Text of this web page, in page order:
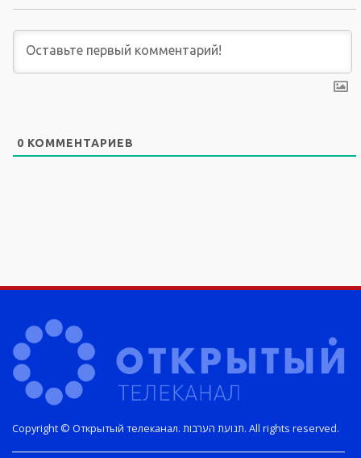
0 КОММЕНТАРИЕВ
Copyright © Открытый телеканал. תנועת הערבות. All rights reserved.